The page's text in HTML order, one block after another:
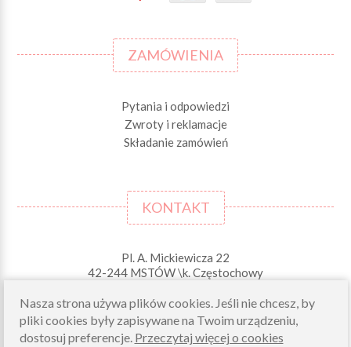
ZAMÓWIENIA
Pytania i odpowiedzi
Zwroty i reklamacje
Składanie zamówień
KONTAKT
Pl. A. Mickiewicza 22
42-244 MSTÓW \k. Częstochowy
Odbiory osobiste (zamówienia opłacone on-line)
pn-pt 10.00-16.00
sklep@morelkowe.pl
Nasza strona używa plików cookies. Jeśli nie chcesz, by
pliki cookies były zapisywane na Twoim urządzeniu,
dostosuj preferencje. Przeczytaj więcej o cookies